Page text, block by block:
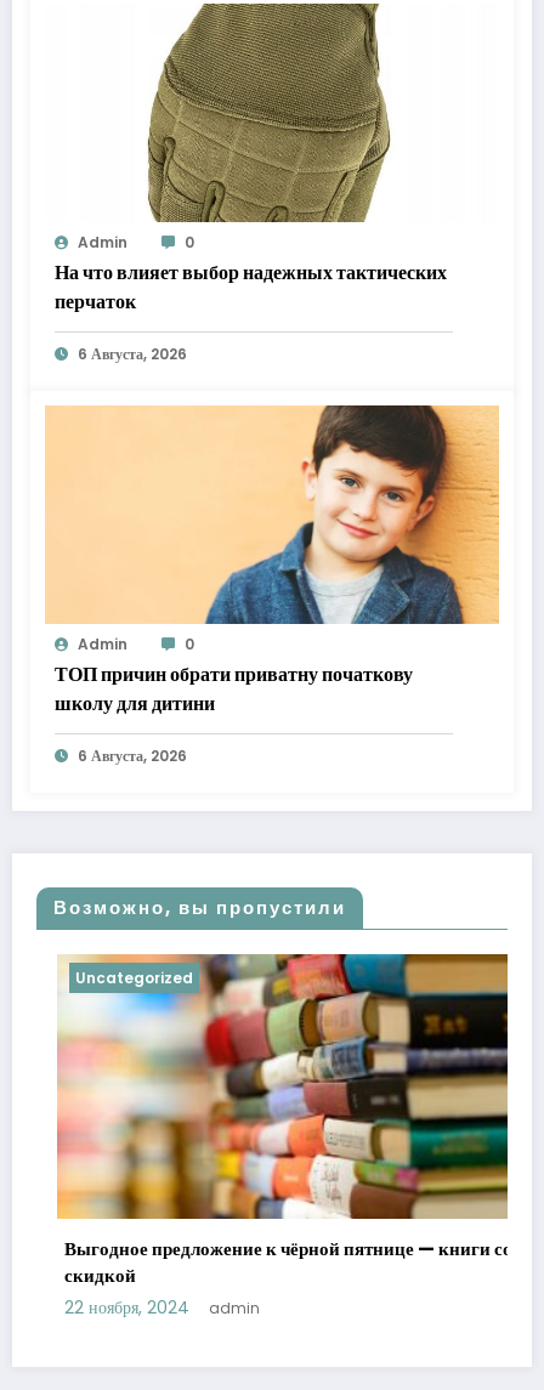
Admin 0
На что влияет выбор надежных тактических
перчаток
6 Августа, 2026
Admin 0
ТОП причин обрати приватну початкову
школу для дитини
6 Августа, 2026
Возможно, вы пропустили
Uncategorized
Выгодное предложение к чёрной пятнице — книги со
скидкой
22 ноября, 2024 admin